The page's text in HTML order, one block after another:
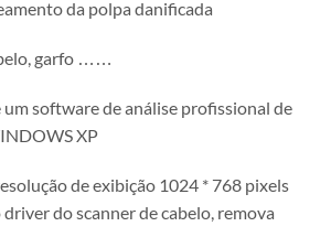
da polpa danificada
garfo ……
software de análise profissional de
XP
de exibição 1024 * 768 pixels
do scanner de cabelo, remova